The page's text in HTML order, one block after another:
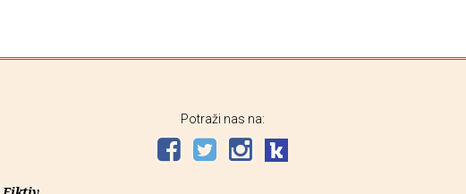
Potraži nas na: